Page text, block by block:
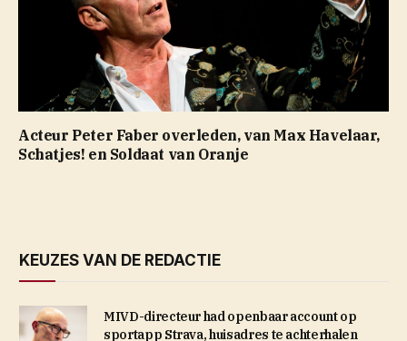
Acteur Peter Faber overleden, van Max Havelaar,
Schatjes! en Soldaat van Oranje
KEUZES VAN DE REDACTIE
MIVD-directeur had openbaar account op
sportapp Strava, huisadres te achterhalen